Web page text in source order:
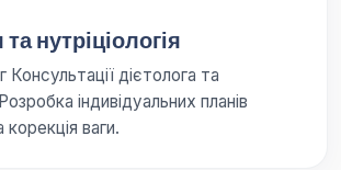
нутріціологія
Консультації дієтолога та
індивідуальних планів
ваги.